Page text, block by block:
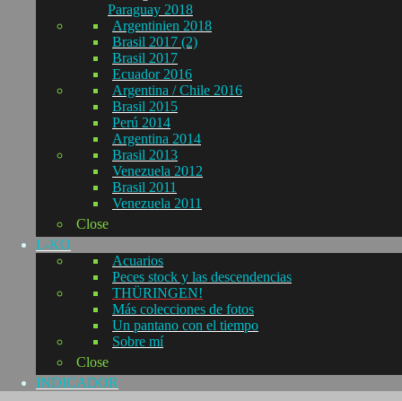
Paraguay 2018
Argentinien 2018
Brasil 2017 (2)
Brasil 2017
Ecuador 2016
Argentina / Chile 2016
Brasil 2015
Perú 2014
Argentina 2014
Brasil 2013
Venezuela 2012
Brasil 2011
Venezuela 2011
Close
L-KO
Acuarios
Peces stock y las descendencias
THÜRINGEN!
Más colecciones de fotos
Un pantano con el tiempo
Sobre mí
Close
INDICADOR